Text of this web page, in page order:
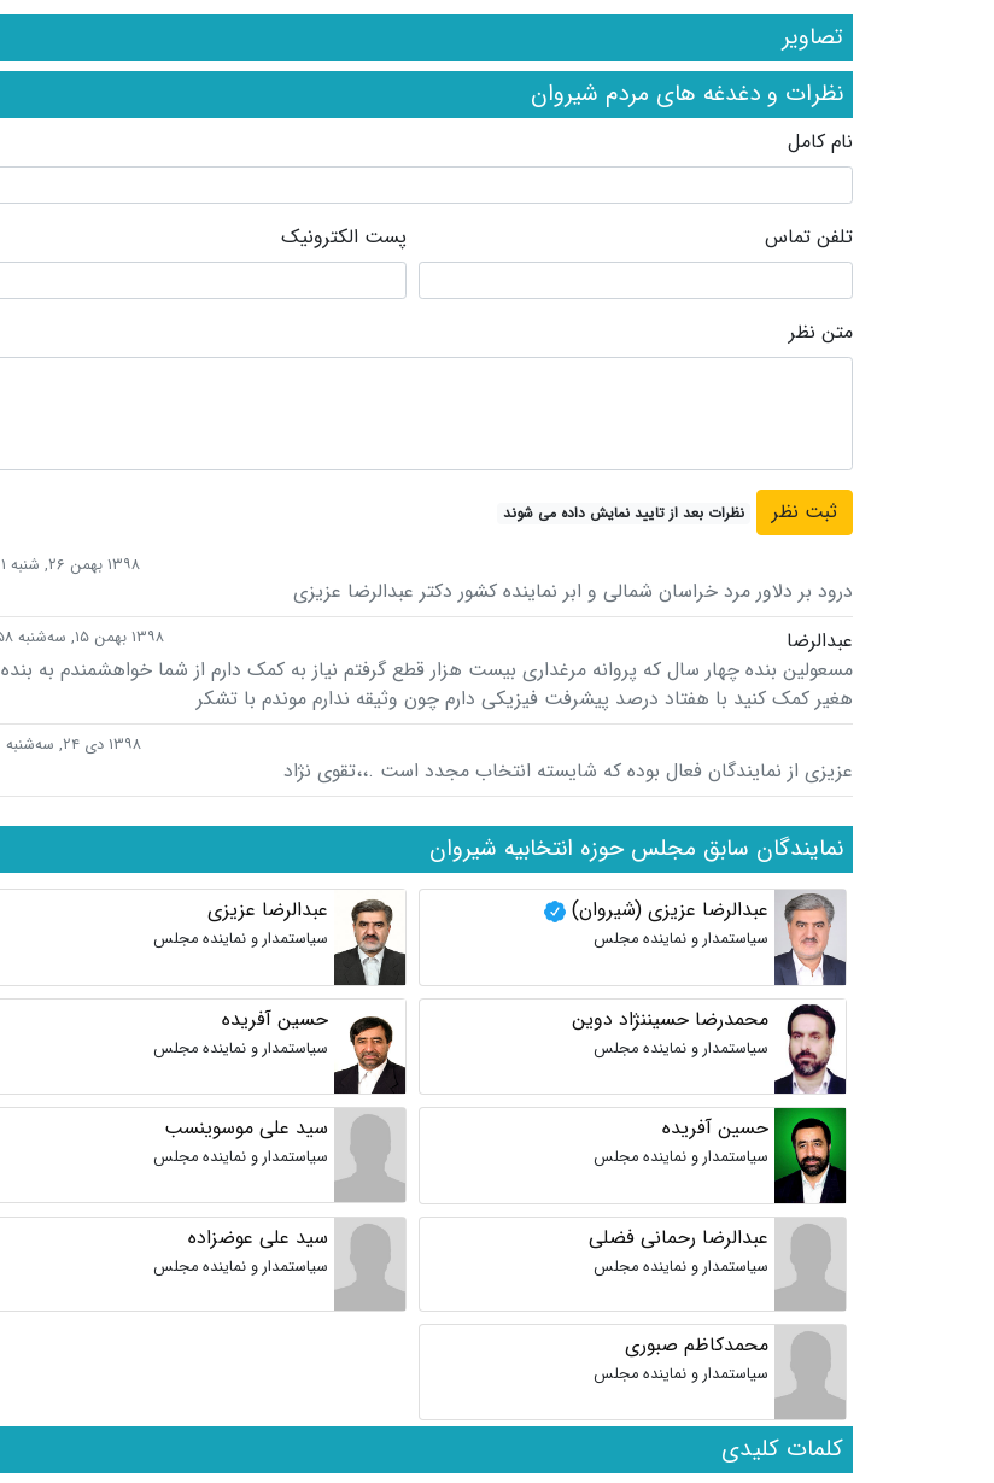
تصاویر
نظرات و دغدغه های مردم شیروان
نام کامل
تلفن تماس پست الکترونیک
متن نظر
نظرات بعد از تایید نمایش داده می شوند
۱۳۹۸ بهمن ۲۶, شنبه ۱۵:۳۱
درود بر دلاور مرد خراسان شمالی و ابر نماینده کشور دکتر عبدالرضا عزیزی
عبدالرضا
۱۳۹۸ بهمن ۱۵, سه‌شنبه ۲۳:۵۸
مسعولین بنده چهار سال که پروانه مرغداری بیست هزار قطع گرفتم نیاز به کمک دارم از شما خواهشمندم به بنده
هغیر کمک کنید با هفتاد درصد پیشرفت فیزیکی دارم چون وثیقه ندارم موندم با تشکر
۱۳۹۸ دی ۲۴, سه‌شنبه ۱۱:۴۰
عزیزی از نمایندگان فعال بوده که شایسته انتخاب مجدد است .،،تقوی نژاد
نمایندگان سابق مجلس حوزه انتخابیه شیروان
عبدالرضا عزیزی (شیروان)
سیاستمدار و نماینده مجلس
عبدالرضا عزیزی
سیاستمدار و نماینده مجلس
محمدرضا حسیننژاد دوین
سیاستمدار و نماینده مجلس
حسین آفریده
سیاستمدار و نماینده مجلس
حسین آفریده
سیاستمدار و نماینده مجلس
سید علی موسوینسب
سیاستمدار و نماینده مجلس
عبدالرضا رحمانی فضلی
سیاستمدار و نماینده مجلس
سید علی عوضزاده
سیاستمدار و نماینده مجلس
محمدکاظم صبوری
سیاستمدار و نماینده مجلس
کلمات کلیدی